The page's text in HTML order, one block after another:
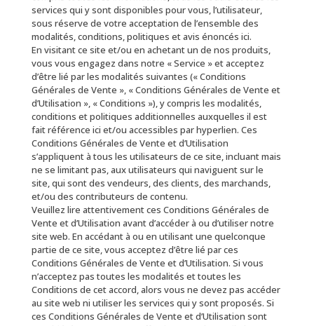
services qui y sont disponibles pour vous, l’utilisateur,
sous réserve de votre acceptation de l’ensemble des
modalités, conditions, politiques et avis énoncés ici.
En visitant ce site et/ou en achetant un de nos produits,
vous vous engagez dans notre « Service » et acceptez
d’être lié par les modalités suivantes (« Conditions
Générales de Vente », « Conditions Générales de Vente et
d’Utilisation », « Conditions »), y compris les modalités,
conditions et politiques additionnelles auxquelles il est
fait référence ici et/ou accessibles par hyperlien. Ces
Conditions Générales de Vente et d’Utilisation
s’appliquent à tous les utilisateurs de ce site, incluant mais
ne se limitant pas, aux utilisateurs qui naviguent sur le
site, qui sont des vendeurs, des clients, des marchands,
et/ou des contributeurs de contenu.
Veuillez lire attentivement ces Conditions Générales de
Vente et d’Utilisation avant d’accéder à ou d’utiliser notre
site web. En accédant à ou en utilisant une quelconque
partie de ce site, vous acceptez d’être lié par ces
Conditions Générales de Vente et d’Utilisation. Si vous
n’acceptez pas toutes les modalités et toutes les
Conditions de cet accord, alors vous ne devez pas accéder
au site web ni utiliser les services qui y sont proposés. Si
ces Conditions Générales de Vente et d’Utilisation sont